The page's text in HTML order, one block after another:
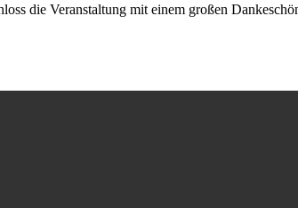
die Veranstaltung mit einem großen